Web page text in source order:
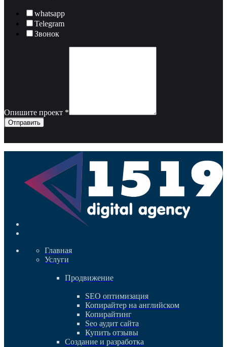
whatsapp
Telegram
Звонок
Опишите проект *
Отправить
Главная
Услуги
Продвижение
SEO оптимизация
Копирайтер на английском
Копирайтинг
Seo аудит сайта
Купить отзывы
Создание и разработка